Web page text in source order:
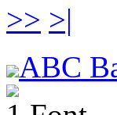
>> >|
ABC